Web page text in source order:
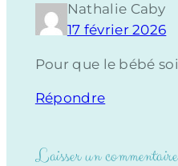
Nathalie Caby
17 février 2026
Pour que le bébé
Répondre
Laisser un commentaire